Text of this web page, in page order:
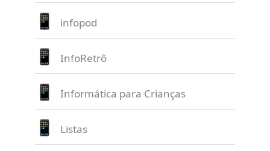
infopod
InfoRetrô
Informática para Crianças
Listas